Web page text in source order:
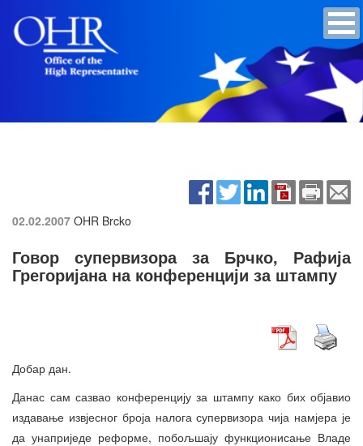
02.02.2007 OHR Brcko
Говор супервизора за Брчко, Рафија
Грегоријана на конференцији за штампу
Добар дан.
Данас сам сазвао конференцију за штампу како бих објавио
издавање извјесног броја налога супервизора чија намјера је
да унаприједе реформе, побољшају функционисање Владе